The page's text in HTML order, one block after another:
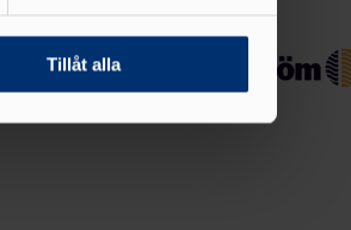
information från din enhet
kombinera informationen
deras tjänster.
Tillåt alla